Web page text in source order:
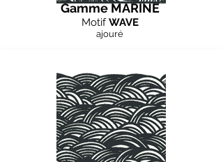
Gamme MARINE
MotifWAVE
ajouré